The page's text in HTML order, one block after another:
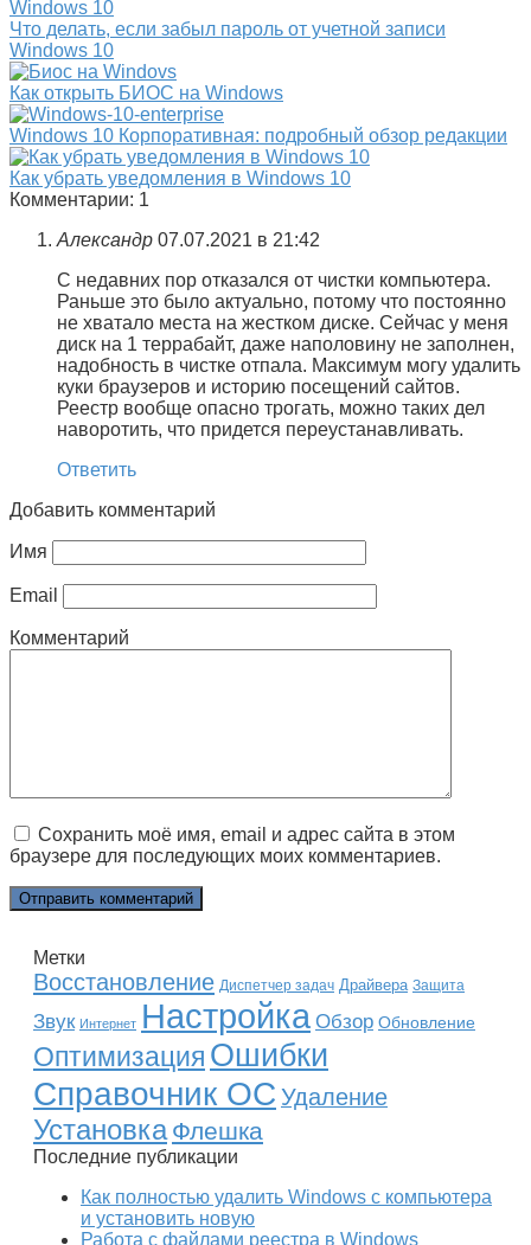
Что делать, если забыл пароль от учетной записи
Windows 10
Как открыть БИОС на Windows
Windows 10 Корпоративная: подробный обзор редакции
Как убрать уведомления в Windows 10
Комментарии: 1
Александр 07.07.2021 в 21:42
С недавних пор отказался от чистки компьютера.
Раньше это было актуально, потому что постоянно
не хватало места на жестком диске. Сейчас у меня
диск на 1 террабайт, даже наполовину не заполнен,
надобность в чистке отпала. Максимум могу удалить
куки браузеров и историю посещений сайтов.
Реестр вообще опасно трогать, можно таких дел
наворотить, что придется переустанавливать.
Ответить
Добавить комментарий
Имя
Email
Комментарий
Сохранить моё имя, email и адрес сайта в этом
браузере для последующих моих комментариев.
Метки
Восстановление Диспетчер задач Драйвера Защита
Звук Интернет Настройка Обзор Обновление
Оптимизация Ошибки
Справочник ОС Удаление
Установка Флешка
Последние публикации
Как полностью удалить Windows с компьютера
и установить новую
Работа с файлами реестра в Windows